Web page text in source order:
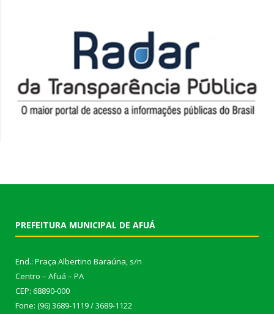
PREFEITURA MUNICIPAL DE AFUÁ
End.: Praça Albertino Baraúna, s/n
Centro – Afuá – PA
CEP: 68890-000
Fone: (96) 3689-1119 / 3689-1122